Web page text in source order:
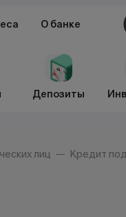
О банке
Депозиты
лиц Кредит